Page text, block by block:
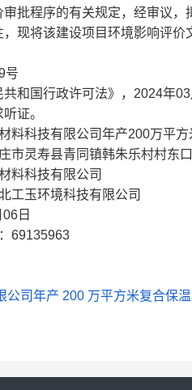
批程序的有关规定，经审议
现将该建设项目环境影响评价
号
和国行政许可法》，2024年
证。
料科技有限公司年产200万平
市灵寿县青同镇韩朱乐村村东
料科技有限公司
工玉环境科技有限公司
日
69135963
公司年产 200 万平方米复合保